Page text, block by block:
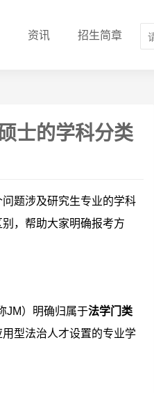
资讯 招生简章
士的学科分类
问题涉及研究生专业的学科
，帮助大家明确报考方
JM）明确归属于法学门类
型法治人才设置的专业学